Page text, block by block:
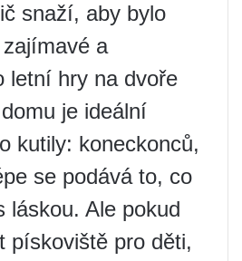
snaží, aby bylo
a
letní hry na dvoře
je ideální
kutily: koneckonců,
se podává to, co
láskou. Ale pokud
pískoviště pro děti,